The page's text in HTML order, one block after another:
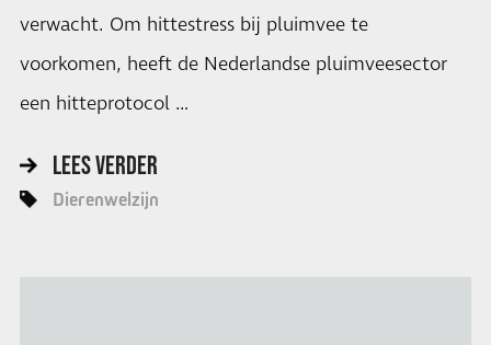
verwacht. Om hittestress bij pluimvee te
voorkomen, heeft de Nederlandse pluimveesector
een hitteprotocol …
LEES VERDER
Dierenwelzijn